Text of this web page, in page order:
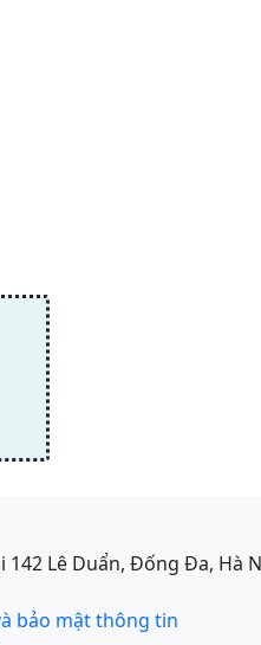
142 Lê Duẩn, Đống Đa, Hà
bảo mật thông tin